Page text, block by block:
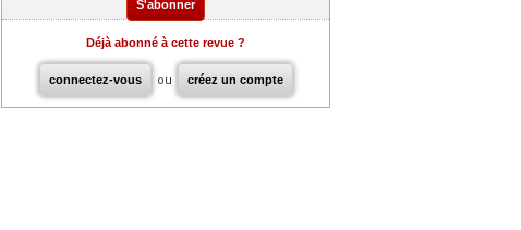
S'abonner
Déjà abonné à cette revue ?
connectez-vous ou créez un compte